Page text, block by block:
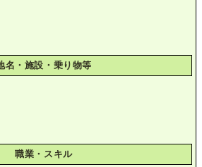
名・施設・乗り物等
職業・スキル